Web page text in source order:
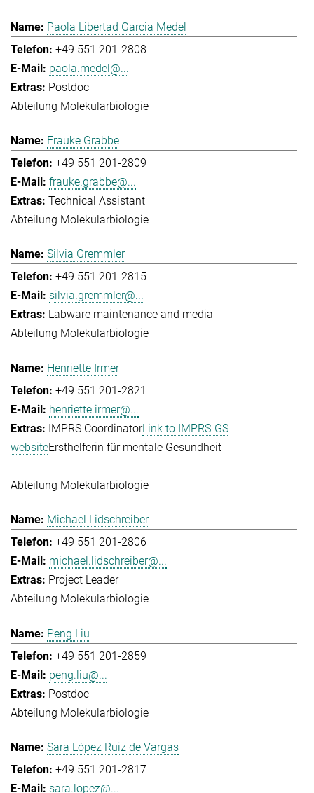
Paola Libertad Garcia Medel
+49 551 201-2808
paola.medel@...
Postdoc
Abteilung Molekularbiologie
Frauke Grabbe
+49 551 201-2809
frauke.grabbe@...
Technical Assistant
Abteilung Molekularbiologie
Silvia Gremmler
+49 551 201-2815
silvia.gremmler@...
Labware maintenance and media
Abteilung Molekularbiologie
Henriette Irmer
+49 551 201-2821
henriette.irmer@...
IMPRS CoordinatorLink to IMPRS-GS
websiteErsthelferin für mentale Gesundheit
Abteilung Molekularbiologie
Michael Lidschreiber
+49 551 201-2806
michael.lidschreiber@...
Project Leader
Abteilung Molekularbiologie
Peng Liu
+49 551 201-2859
peng.liu@...
Postdoc
Abteilung Molekularbiologie
Sara López Ruiz de Vargas
+49 551 201-2817
sara.lopez@...